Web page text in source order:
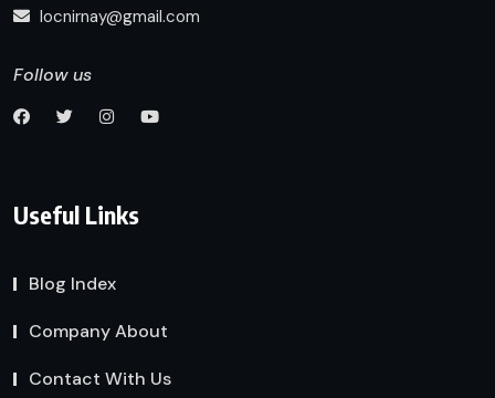
locnirnay@gmail.com
Follow us
Useful Links
Blog Index
Company About
Contact With Us